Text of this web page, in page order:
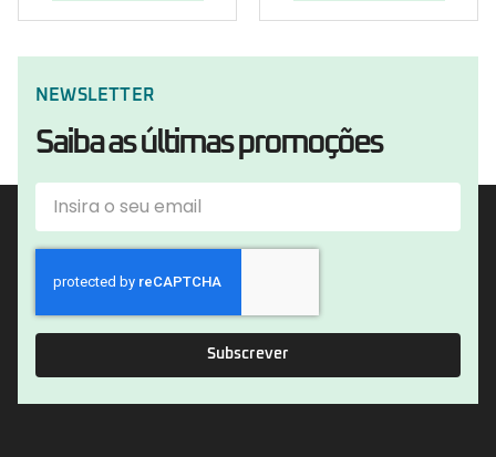
NEWSLETTER
Saiba as últimas promoções
Subscrever